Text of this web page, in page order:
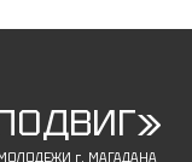
г. МАГАДАНА